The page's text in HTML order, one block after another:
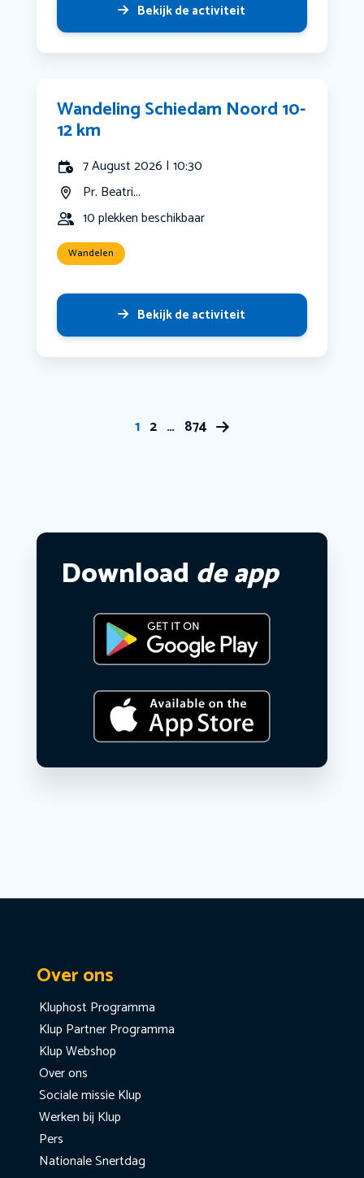
Bekijk de activiteit
Wandeling Schiedam Noord 10-
12 km
7 August 2026 | 10:30
Pr. Beatri...
10 plekken beschikbaar
Wandelen
Bekijk de activiteit
1 2 … 874
Download de app
Over ons
Kluphost Programma
Klup Partner Programma
Klup Webshop
Over ons
Sociale missie Klup
Werken bij Klup
Pers
Nationale Snertdag